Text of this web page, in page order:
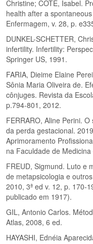
Christine; COTÉ, Isabel.
health after a
Enfermagem, v. 28, p.
DUNKEL-SCHETTER,
infertility. Infertility:
Springer US, 1991.
FARIA, Dieime Elaine
Sônia Maria Oliveira de.
cônjuges. Revista da
p.794-801, 2012.
FERRARO, Aline Perini.
da perda gestacional.
Aprimoramento
na Faculdade de
FREUD, Sigmund. Luto e
de metapsicologia e
2010, 3ª ed v. 12, p. 170-
publicado em 1917).
GIL, Antonio Carlos.
Atlas, 2008, 6 ed.
HAYASHI, Ednéia